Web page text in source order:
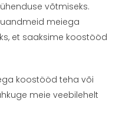
võtmiseks.
meiega
et saaksime koostööd
koostööd teha või
meie veebilehelt